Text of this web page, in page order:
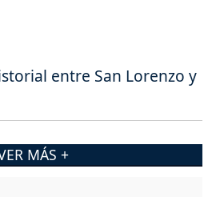
entre San Lorenzo y
MÁS +